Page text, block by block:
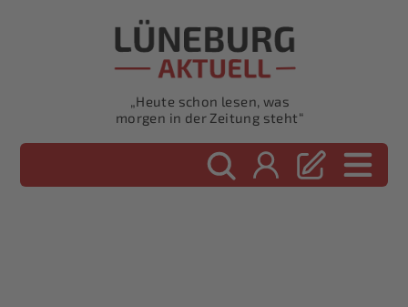
„Heute schon lesen, was
morgen in der Zeitung steht“